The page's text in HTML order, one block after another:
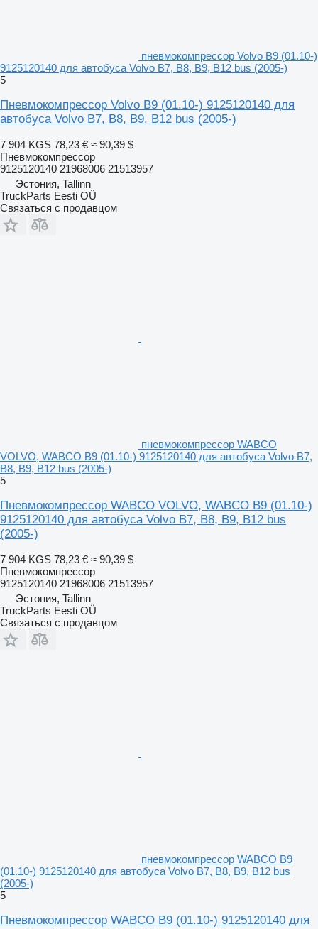
пневмокомпрессор Volvo B9 (01.10-)
9125120140 для автобуса Volvo B7, B8, B9, B12 bus (2005-)
5
Пневмокомпрессор Volvo B9 (01.10-) 9125120140 для
автобуса Volvo B7, B8, B9, B12 bus (2005-)
7 904 KGS 78,23 € ≈ 90,39 $
Пневмокомпрессор
9125120140 21968006 21513957
Эстония, Tallinn
TruckParts Eesti OÜ
Связаться с продавцом
пневмокомпрессор WABCO
VOLVO, WABCO B9 (01.10-) 9125120140 для автобуса Volvo B7,
B8, B9, B12 bus (2005-)
5
Пневмокомпрессор WABCO VOLVO, WABCO B9 (01.10-)
9125120140 для автобуса Volvo B7, B8, B9, B12 bus
(2005-)
7 904 KGS 78,23 € ≈ 90,39 $
Пневмокомпрессор
9125120140 21968006 21513957
Эстония, Tallinn
TruckParts Eesti OÜ
Связаться с продавцом
пневмокомпрессор WABCO B9
(01.10-) 9125120140 для автобуса Volvo B7, B8, B9, B12 bus
(2005-)
5
Пневмокомпрессор WABCO B9 (01.10-) 9125120140 для